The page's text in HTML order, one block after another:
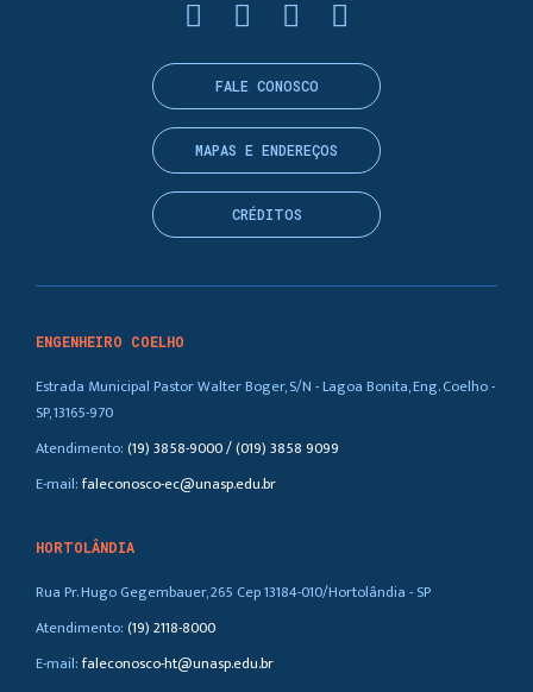
ENGENHEIRO COELHO
Estrada Municipal Pastor Walter Boger, S/N - Lagoa Bonita, Eng. Coelho -
SP, 13165-970
Atendimento:(19) 3858-9000 / (019) 3858 9099
E-mail:faleconosco-ec@unasp.edu.br
HORTOLÂNDIA
Rua Pr. Hugo Gegembauer, 265 Cep 13184-010/Hortolândia - SP
Atendimento:(19) 2118-8000
E-mail:faleconosco-ht@unasp.edu.br
FALE CONOSCO
MAPAS E ENDEREÇOS
CRÉDITOS